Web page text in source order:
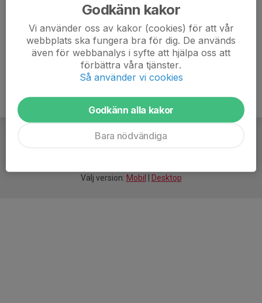
Välj version: Mobil Desktop
Godkänn kakor
Vi använder oss av kakor (cookies) för att vår
webbplats ska fungera bra för dig. De används
även för webbanalys i syfte att hjälpa oss att
förbättra våra tjänster.
Så använder vi cookies
Godkänn alla kakor
Bara nödvändiga